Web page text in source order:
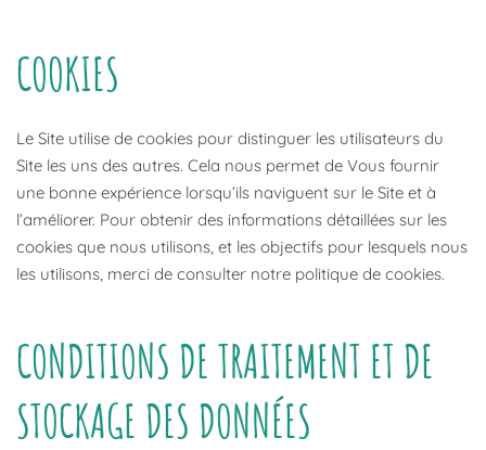
COOKIES
Le Site utilise de cookies pour distinguer les utilisateurs du
Site les uns des autres. Cela nous permet de Vous fournir
une bonne expérience lorsqu’ils naviguent sur le Site et à
l’améliorer. Pour obtenir des informations détaillées sur les
cookies que nous utilisons, et les objectifs pour lesquels nous
les utilisons, merci de consulter notre politique de cookies.
CONDITIONS DE TRAITEMENT ET DE
STOCKAGE DES DONNÉES